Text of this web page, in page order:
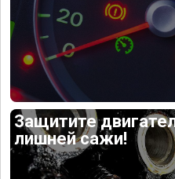
Защитите
лишней сажи!